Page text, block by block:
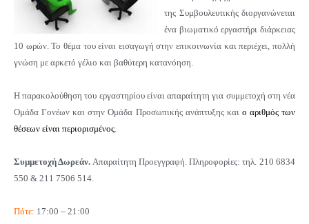
της Συμβουλευτικής διοργανώνεται
ένα βιωματικό εργαστήρι διάρκειας
10 ωρών. Το θέμα του είναι εισαγωγή στην επικοινωνία και περιέχει, πολλή
γνώση με αρκετό γέλιο και βαθύτερη κατανόηση.
Η παρακολούθηση του εργαστηρίου είναι απαραίτητη για συμμετοχή στη νέα
Ομάδα Γονέων και στην Ομάδα Προσωπικής ανάπτυξης και ο αριθμός των
θέσεων είναι περιορισμένος.
Συμμετοχή Δωρεάν. Απαραίτητη Προεγγραφή. Πληροφορίες: τηλ. 210 6834
550 & 211 7506 514.
Πότε: 17:00 – 21:00